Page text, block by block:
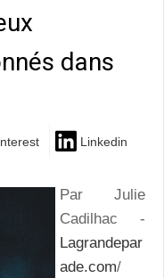
dans
Linkedin
Par Julie
Cadilhac -
Lagrandepar
ade.com/